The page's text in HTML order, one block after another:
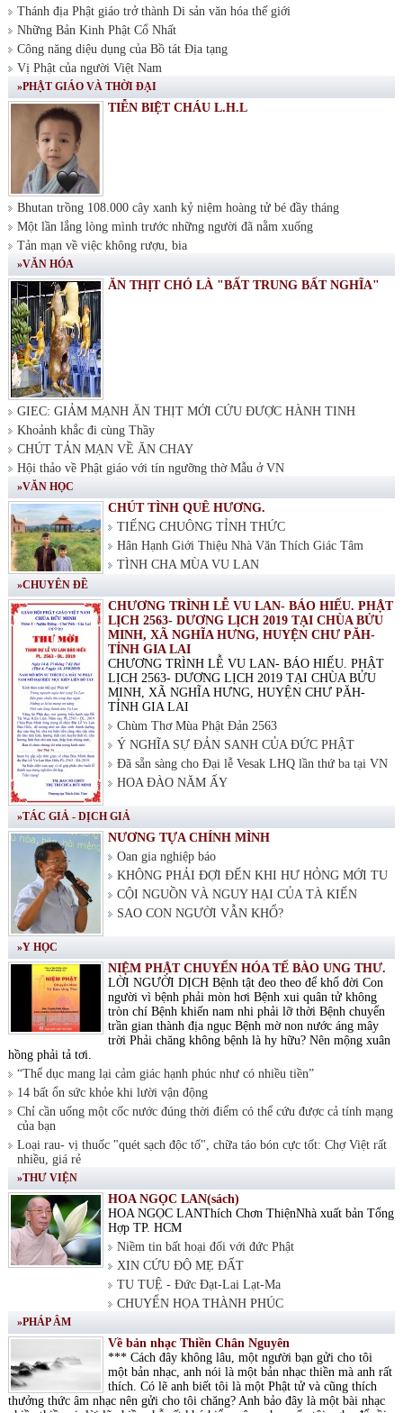
Thánh địa Phật giáo trở thành Di sản văn hóa thế giới
Những Bản Kinh Phật Cổ Nhất
Công năng diệu dụng của Bồ tát Địa tạng
Vị Phật của người Việt Nam
»PHẬT GIÁO VÀ THỜI ĐẠI
TIỄN BIỆT CHÁU L.H.L
Bhutan trồng 108.000 cây xanh kỷ niệm hoàng tử bé đầy tháng
Một lần lắng lòng mình trước những người đã nằm xuống
Tản mạn về việc không rượu, bia
»VĂN HÓA
ĂN THỊT CHÓ LÀ "BẤT TRUNG BẤT NGHĨA"
GIEC: GIẢM MẠNH ĂN THỊT MỚI CỨU ĐƯỢC HÀNH TINH
Khoảnh khắc đi cùng Thầy
CHÚT TẢN MẠN VỀ ĂN CHAY
Hội thảo về Phật giáo với tín ngưỡng thờ Mẫu ở VN
»VĂN HỌC
CHÚT TÌNH QUÊ HƯƠNG.
TIẾNG CHUÔNG TỈNH THỨC
Hân Hạnh Giới Thiệu Nhà Văn Thích Giác Tâm
TÌNH CHA MÙA VU LAN
»CHUYÊN ĐỀ
CHƯƠNG TRÌNH LỄ VU LAN- BÁO HIẾU. PHẬT
LỊCH 2563- DƯƠNG LỊCH 2019 TẠI CHÙA BỬU
MINH, XÃ NGHĨA HƯNG, HUYỆN CHƯ PĂH-
TỈNH GIA LAI
CHƯƠNG TRÌNH LỄ VU LAN- BÁO HIẾU. PHẬT
LỊCH 2563- DƯƠNG LỊCH 2019 TẠI CHÙA BỬU
MINH, XÃ NGHĨA HƯNG, HUYỆN CHƯ PĂH-
TỈNH GIA LAI
Chùm Thơ Mùa Phật Đản 2563
Ý NGHĨA SỰ ĐẢN SANH CỦA ĐỨC PHẬT
Đã sẵn sàng cho Đại lễ Vesak LHQ lần thứ ba tại VN
HOA ĐÀO NĂM ẤY
»TÁC GIẢ - DỊCH GIẢ
NƯƠNG TỰA CHÍNH MÌNH
Oan gia nghiệp báo
KHÔNG PHẢI ĐỢI ĐẾN KHI HƯ HỎNG MỚI TU
CỘI NGUỒN VÀ NGUY HẠI CỦA TÀ KIẾN
SAO CON NGƯỜI VẪN KHỔ?
»Y HỌC
NIỆM PHẬT CHUYỂN HÓA TẾ BÀO UNG THƯ.
LỜI NGƯỜI DỊCH Bệnh tật đeo theo để khổ đời Con
người vì bệnh phải mòn hơi Bệnh xui quân tử không
tròn chí Bệnh khiến nam nhi phải lỡ thời Bệnh chuyển
trần gian thành địa ngục Bệnh mờ non nước áng mây
trời Phải chăng không bệnh là hy hữu? Nên mộng xuân
hồng phải tả tơi.
“Thể dục mang lại cảm giác hạnh phúc như có nhiều tiền”
14 bất ổn sức khỏe khi lười vận động
Chỉ cần uống một cốc nước đúng thời điểm có thể cứu được cả tính mạng
của bạn
Loại rau- vị thuốc "quét sạch độc tố", chữa táo bón cực tốt: Chợ Việt rất
nhiều, giá rẻ
»THƯ VIỆN
HOA NGỌC LAN(sách)
HOA NGỌC LANThích Chơn ThiệnNhà xuất bản Tổng
Hợp TP. HCM
Niềm tin bất hoại đối với đức Phật
XIN CỨU ĐỘ MẸ ĐẤT
TU TUỆ - Đức Đạt-Lai Lạt-Ma
CHUYỂN HỌA THÀNH PHÚC
»PHÁP ÂM
Về bản nhạc Thiền Chân Nguyên
*** Cách đây không lâu, một người bạn gửi cho tôi
một bản nhạc, anh nói là một bản nhạc thiền mà anh rất
thích. Có lẽ anh biết tôi là một Phật tử và cũng thích
thưởng thức âm nhạc nên gửi cho tôi chăng? Anh bảo đây là một bài nhạc